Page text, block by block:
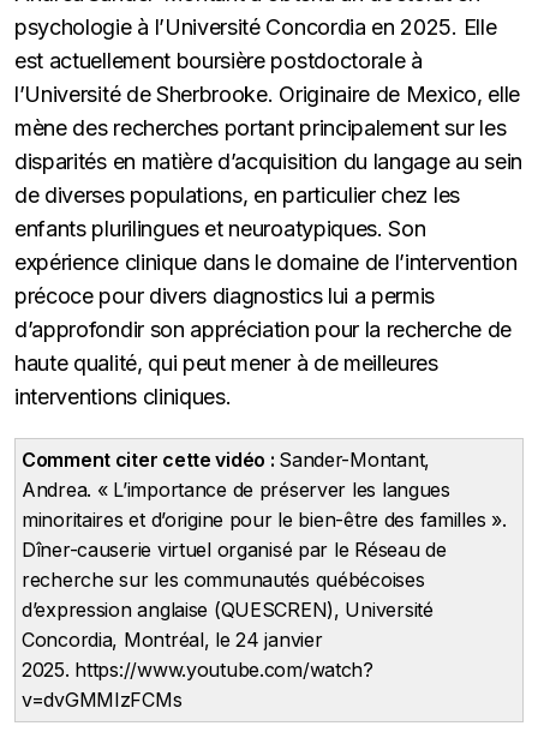
psychologie à l’Université Concordia en 2025. Elle
est actuellement boursière postdoctorale à
l’Université de Sherbrooke. Originaire de Mexico, elle
mène des recherches portant principalement sur les
disparités en matière d’acquisition du langage au sein
de diverses populations, en particulier chez les
enfants plurilingues et neuroatypiques. Son
expérience clinique dans le domaine de l’intervention
précoce pour divers diagnostics lui a permis
d’approfondir son appréciation pour la recherche de
haute qualité, qui peut mener à de meilleures
interventions cliniques.
Comment citer cette vidéo : Sander-Montant,
Andrea. « L’importance de préserver les langues
minoritaires et d’origine pour le bien-être des familles ».
Dîner-causerie virtuel organisé par le Réseau de
recherche sur les communautés québécoises
d’expression anglaise (QUESCREN), Université
Concordia, Montréal, le 24 janvier
2025. https://www.youtube.com/watch?
v=dvGMMIzFCMs